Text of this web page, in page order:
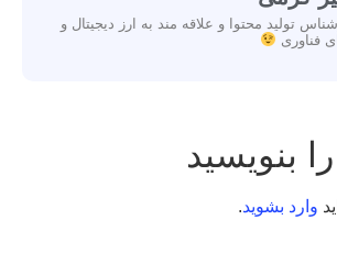
تولید محتوا و علاقه مند به ارز دیجیتال و
فناوری
بنویسید
وارد بشوید.